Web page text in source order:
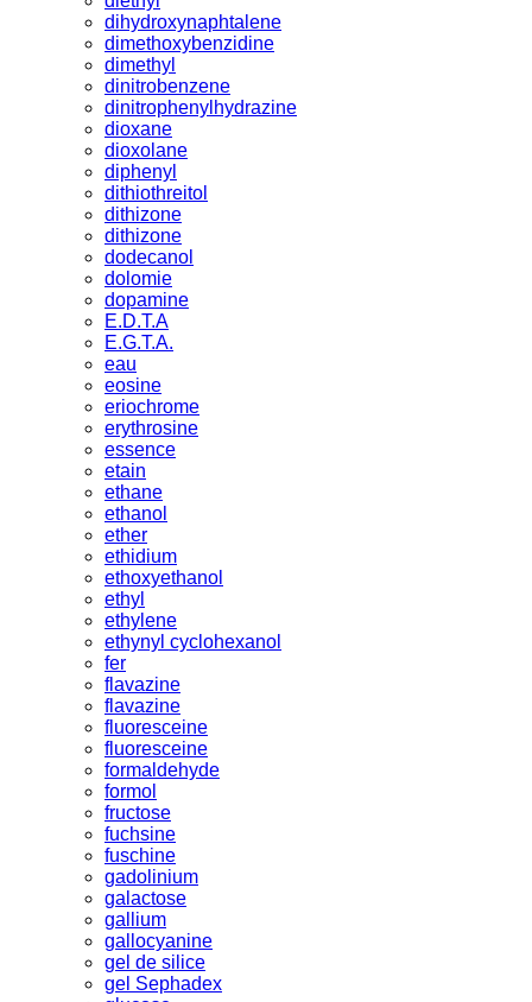
dihydroxynaphtalene
dimethoxybenzidine
dimethyl
dinitrobenzene
dinitrophenylhydrazine
dioxane
dioxolane
diphenyl
dithiothreitol
dithizone
dithizone
dodecanol
dolomie
dopamine
E.D.T.A
E.G.T.A.
eau
eosine
eriochrome
erythrosine
essence
etain
ethane
ethanol
ether
ethidium
ethoxyethanol
ethyl
ethylene
ethynyl cyclohexanol
fer
flavazine
flavazine
fluoresceine
fluoresceine
formaldehyde
formol
fructose
fuchsine
fuschine
gadolinium
galactose
gallium
gallocyanine
gel de silice
gel Sephadex